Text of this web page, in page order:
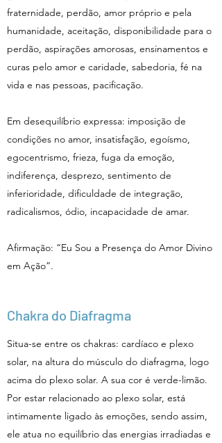
fraternidade, perdão, amor próprio e pela
humanidade, aceitação, disponibilidade para o
perdão, aspirações amorosas, ensinamentos e
curas pelo amor e caridade, sabedoria, fé na
vida e nas pessoas, pacificação.
Em desequilíbrio expressa: imposição de
condições no amor, insatisfação, egoísmo,
egocentrismo, frieza, fuga da emoção,
indiferença, desprezo, sentimento de
inferioridade, dificuldade de integração,
radicalismos, ódio, incapacidade de amar.
Afirmação: “Eu Sou a Presença do Amor Divino
em Ação”.
Chakra do Diafragma
Situa-se entre os chakras: cardíaco e plexo
solar, na altura do músculo do diafragma, logo
acima do plexo solar. A sua cor é verde-limão.
Por estar relacionado ao plexo solar, está
intimamente ligado às emoções, sendo assim,
ele atua no equilíbrio das energias irradiadas e